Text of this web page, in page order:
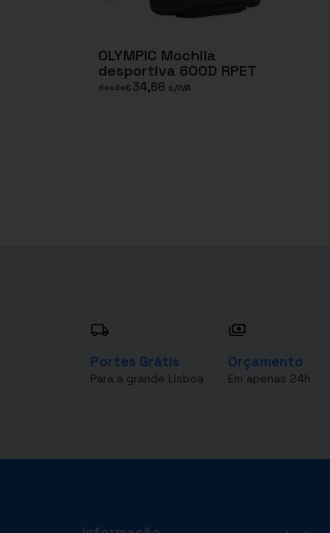
OLYMPIC Mochila
desportiva 600D RPET
desde€34,66 s/IVA
Portes Grátis
Para a grande Lisboa
Orçamento
Em apenas 24h